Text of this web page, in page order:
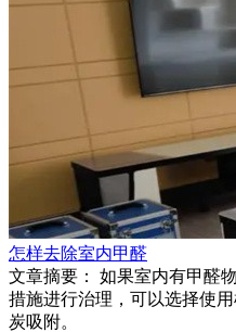
怎样去除室内甲醛
文章摘要： 如果室内有甲醛
措施进行治理，可以选择使
炭吸附。